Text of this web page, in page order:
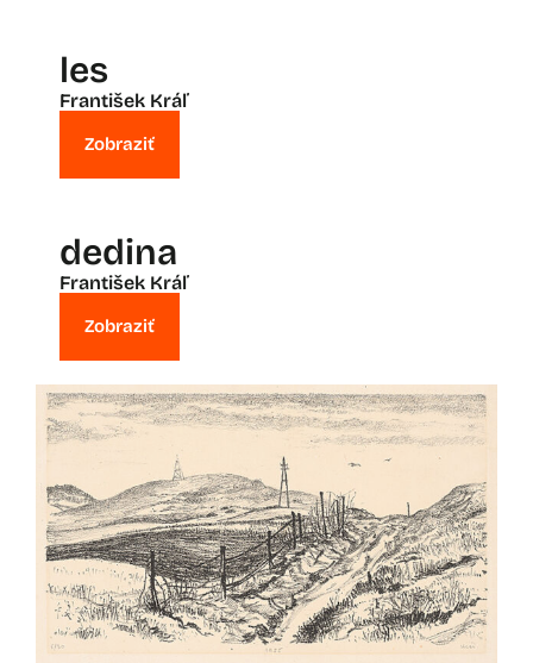
les
František Kráľ
Zobraziť
dedina
František Kráľ
Zobraziť